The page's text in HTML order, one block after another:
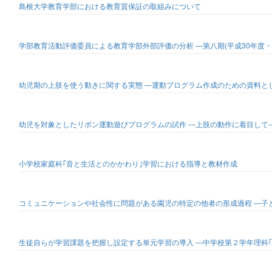
島根大学教育学部における教育質保証の取組みについて
学部教育活動評価委員による教育学部外部評価の分析 ―第八期(平成30年度
幼児期の上肢を使う動きに関する実態 ―運動プログラム作成のための資料
幼児を対象としたリボン運動遊びプログラムの試作 ―上肢の動作に着目し
小学校家庭科｢音と生活とのかかわり｣学習における指導と教材作成
コミュニケーションや社会性に問題がある園児の特定の他者の形成過程 ―
生徒自らが学習課題を把握し設定する単元学習の導入 ―中学校第２学年理